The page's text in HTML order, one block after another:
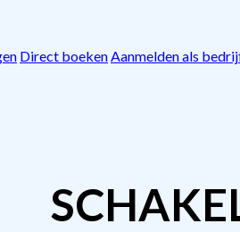
Direct boekenAanmelden als